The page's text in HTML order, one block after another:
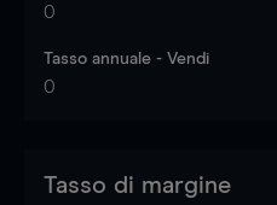
0
Tasso annuale - Vendi
0
Tasso di margine